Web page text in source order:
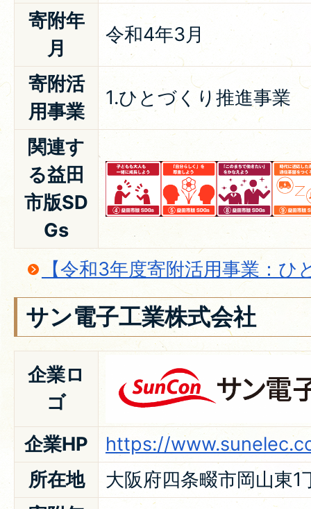
寄附年
月
令和4年3月
寄附活
用事業
1.ひとづくり推進事業
関連す
る益田
市版SD
Gs
【令和3年度寄附活用事業：
サン電子工業株式会社
企業ロ
ゴ
企業HP
https://
所在地
大阪府四条畷市岡山東1